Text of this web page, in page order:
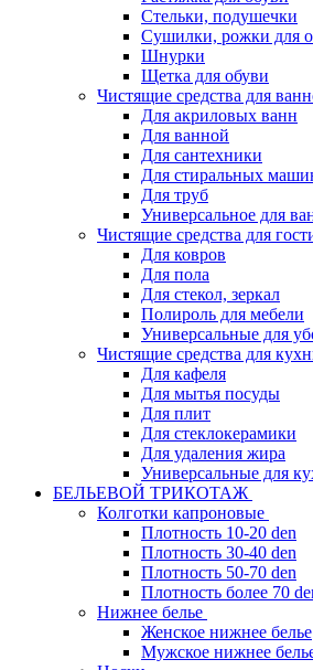
Стельки, подушечки
Сушилки, рожки для
Шнурки
Щетка для обуви
Чистящие средства для
Для акриловых ванн
Для ванной
Для сантехники
Для стиральных
Для труб
Универсальное для
Чистящие средства для
Для ковров
Для пола
Для стекол, зеркал
Полироль для мебели
Универсальные для
Чистящие средства для
Для кафеля
Для мытья посуды
Для плит
Для стеклокерамики
Для удаления жира
Универсальные для
БЕЛЬЕВОЙ ТРИКОТАЖ
Колготки капроновые
Плотность 10-20 den
Плотность 30-40 den
Плотность 50-70 den
Плотность более 70
Нижнее белье
Женское нижнее белье
Мужское нижнее